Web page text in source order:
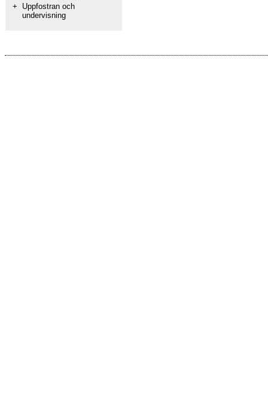
+
Uppfostran och
undervisning